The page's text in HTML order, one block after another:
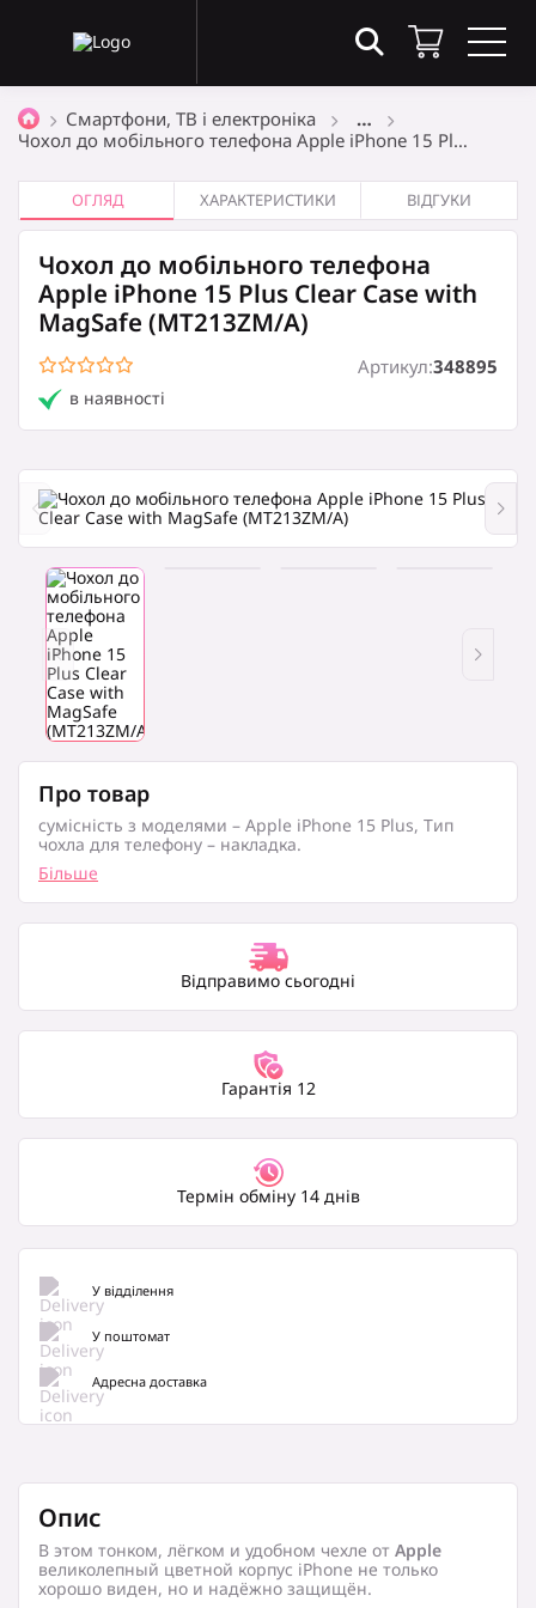
Товари в кошику(0)
Кошик порожній
0₴
Оформити замовлення
Смартфони, ТВ і електроніка
…
Чохол до мобільного телефона Apple iPhone 15 Pl…
ОГЛЯД ХАРАКТЕРИСТИКИ ВІДГУКИ
Чохол до мобільного телефона
Apple iPhone 15 Plus Clear Case with
MagSafe (MT213ZM/A)
в наявності
Артикул:348895
Про товар
сумісність з моделями – Apple iPhone 15 Plus, Тип
чохла для телефону – накладка.
Більше
Відправимо сьогодні
Гарантія 12
Термін обміну 14 днів
У відділення
У поштомат
Адресна доставка
Опис
В этом тонком, лёгком и удобном чехле от Apple
великолепный цветной корпус iPhone не только
хорошо виден, но и надёжно защищён.